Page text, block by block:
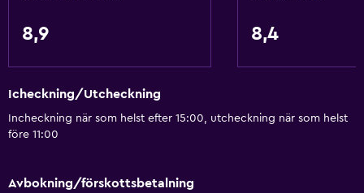
8,9 8,4
Icheckning/Utcheckning
Incheckning när som helst efter 15:00, utcheckning när som helst
före 11:00
Avbokning/förskottsbetalning